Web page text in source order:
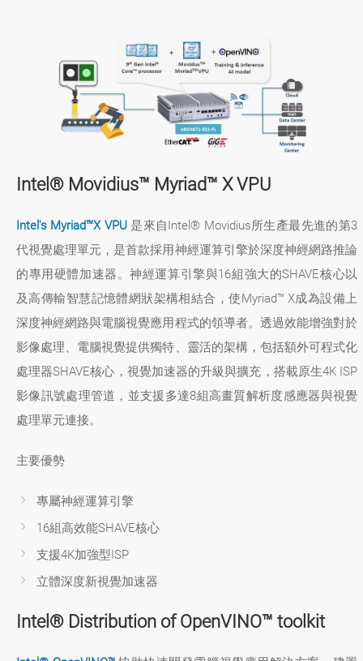
Intel® Movidius™ Myriad™ X VPU
Intel's Myriad™X VPU是來自Intel® Movidius所生產最先進的第3
代視覺處理單元，是首款採用神經運算引擎於深度神經網路推論
的專用硬體加速器。神經運算引擎與16組強大的SHAVE核心以
及高傳輸智慧記憶體網狀架構相結合，使Myriad™ X成為設備上
深度神經網路與電腦視覺應用程式的領導者。透過效能增強對於
影像處理、電腦視覺提供獨特、靈活的架構，包括額外可程式化
處理器SHAVE核心，視覺加速器的升級與擴充，搭載原生4K ISP
影像訊號處理管道，並支援多達8組高畫質解析度感應器與視覺
處理單元連接。
主要優勢
專屬神經運算引擎
16組高效能SHAVE核心
支援4K加強型ISP
立體深度新視覺加速器
Intel® Distribution of OpenVINO™ toolkit